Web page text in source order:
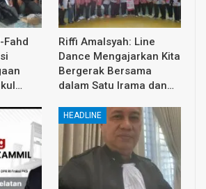
Fahd
Riffi Amalsyah: Line
Dance Mengajarkan Kita
Bergerak Bersama
dalam Satu Irama dan…
HEADLINE